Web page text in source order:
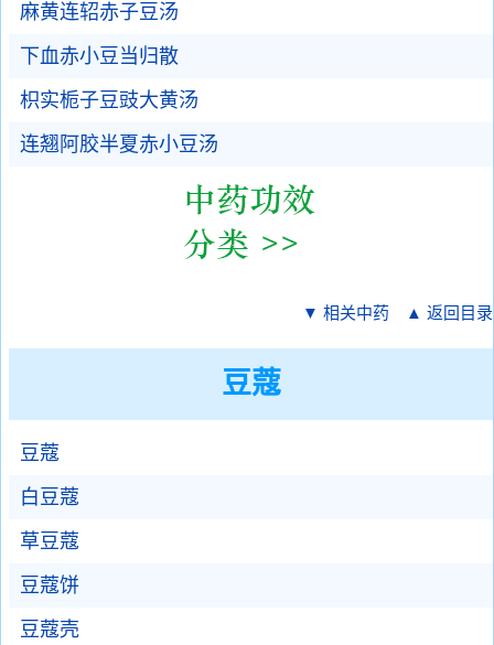
麻黄连轺赤子豆汤
下血赤小豆当归散
枳实栀子豆豉大黄汤
连翘阿胶半夏赤小豆汤
▼ 相关中药 ▲ 返回目录
豆蔻
豆蔻
白豆蔻
草豆蔻
豆蔻饼
豆蔻壳